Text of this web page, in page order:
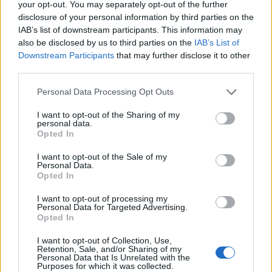
your opt-out. You may separately opt-out of the further
disclosure of your personal information by third parties on the
IAB’s list of downstream participants. This information may
also be disclosed by us to third parties on the IAB’s List of
Downstream Participants that may further disclose it to other
Personal Data Processing Opt Outs
I want to opt-out of the Sharing of my
personal data.
Opted In
I want to opt-out of the Sale of my
Personal Data.
Opted In
I want to opt-out of processing my
Personal Data for Targeted Advertising.
Opted In
I want to opt-out of Collection, Use,
Retention, Sale, and/or Sharing of my
Personal Data that Is Unrelated with the
Purposes for which it was collected.
millones de clientes al finalizar este año.
En 2024, si se mantienen las condiciones de gratuidad
en el transporte público colectivo, Guaguas Municipales
ha planteado en sus presupuestos un incremento del
usuarios.
El Ayuntamiento de Las Palmas de Gran Canaria
contribuye con más de 30 millones de euros a las cifras
2024, lo que permite sostener las subvenciones
tarifarias y el ambicioso plan de inversiones en este
incluyen en el presupuesto corriente del Consistorio y
otros 9,3 millones se incorporan para la adquisición de
flota y los proyectos asociados a los fondos Next
Generation.
La aportación del Ayuntamiento capitalino -que se
incrementa por noveno año consecutivo- posibilita